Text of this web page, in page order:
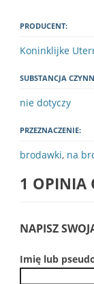
PRODUCENT:
Koninklijke
SUBSTANCJA
nie dotyczy
PRZEZNACZENIE:
brodawki, na
1 OPINIA
NAPISZ
Imię lub